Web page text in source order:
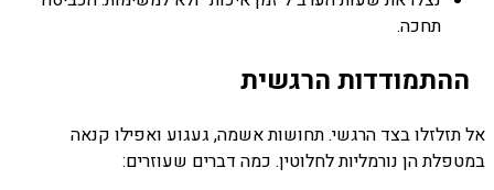
תחכה.
ההתמודדות הרגשית
אל תזלזלו בצד הרגשי. תחושות אשמה, געגוע ואפילו קנאה
במטפלת הן נורמליות לחלוטין. כמה דברים שעוזרים: